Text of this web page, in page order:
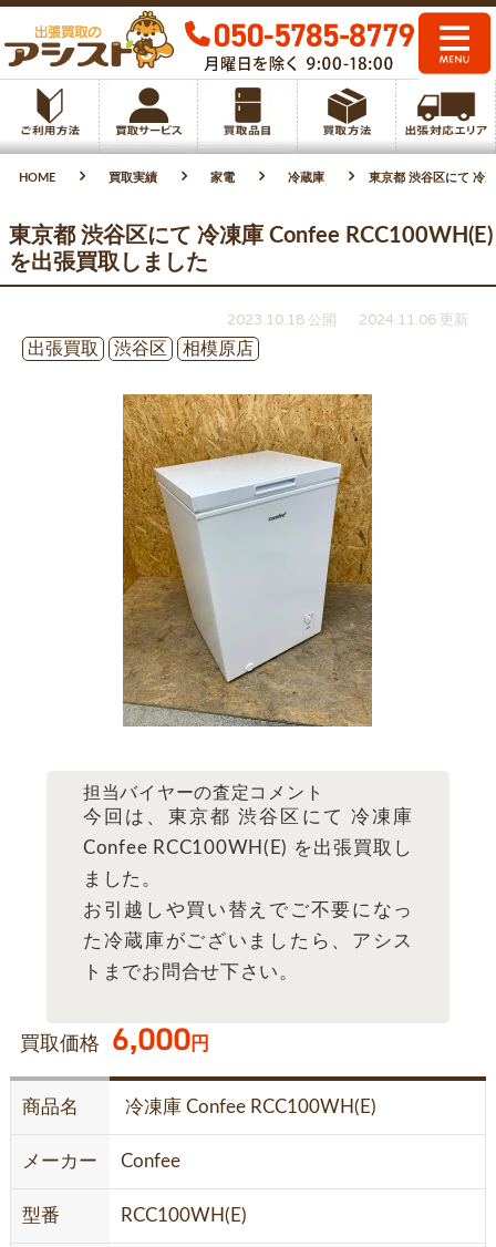
HOME 買取実績 家電 冷蔵庫 東京都 渋谷区にて 冷
東京都 渋谷区にて 冷凍庫 Confee RCC100WH(E)
を出張買取しました
2023.10.18 公開
2024.11.06 更新
出張買取
渋谷区 相模原店
担当バイヤーの査定コメント
今回は、東京都 渋谷区にて 冷凍庫
Confee RCC100WH(E) を出張買取し
ました。
お引越しや買い替えでご不要になっ
た冷蔵庫がございましたら、アシス
トまでお問合せ下さい。
買取価格 6,000円
商品名 冷凍庫 Confee RCC100WH(E)
メーカー Confee
型番 RCC100WH(E)